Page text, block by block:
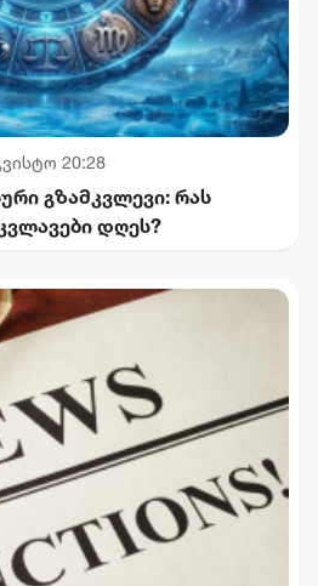
20:28
გზამკვლევი: რას
დღეს?